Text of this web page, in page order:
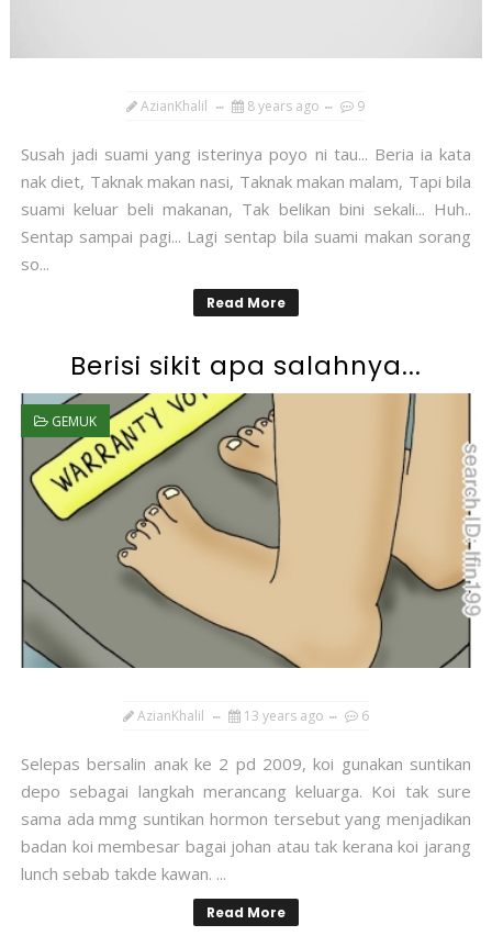
AzianKhalil 8 years ago 9
Susah jadi suami yang isterinya poyo ni tau... Beria ia kata
nak diet, Taknak makan nasi, Taknak makan malam, Tapi bila
suami keluar beli makanan, Tak belikan bini sekali... Huh..
Sentap sampai pagi... Lagi sentap bila suami makan sorang
so...
Read More
Berisi sikit apa salahnya...
GEMUK
AzianKhalil 13 years ago 6
Selepas bersalin anak ke 2 pd 2009, koi gunakan suntikan
depo sebagai langkah merancang keluarga. Koi tak sure
sama ada mmg suntikan hormon tersebut yang menjadikan
badan koi membesar bagai johan atau tak kerana koi jarang
lunch sebab takde kawan. ...
Read More